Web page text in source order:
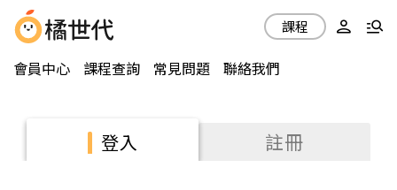
會員中心 課程查詢 常見問題 聯絡我們
課程
登入 註冊